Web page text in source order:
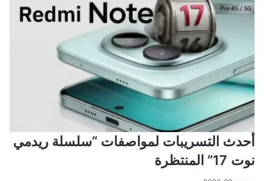
أحدث التسريبات لمواصفات “سلسلة ريدمي
نوت 17” المنتظرة